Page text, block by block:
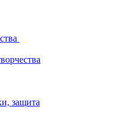
защита